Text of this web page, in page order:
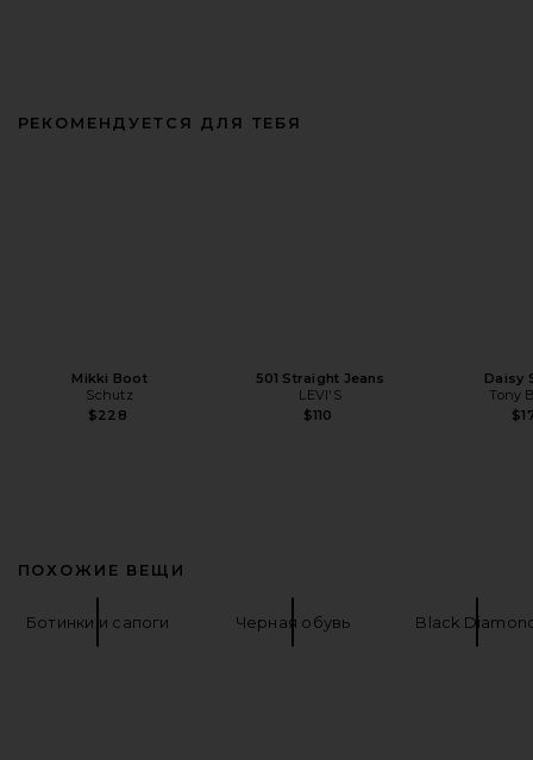
РЕКОМЕНДУЕТСЯ ДЛЯ ТЕБЯ
Mikki Boot
Schutz
$228
501 Straight Jeans
LEVI'S
$110
Daisy
Tony
ПОХОЖИЕ ВЕЩИ
Ботинки и сапоги Черная обувь Black